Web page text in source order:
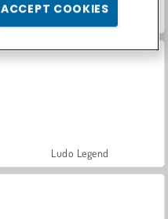
Ludo Legend
ACCEPT COOKIES